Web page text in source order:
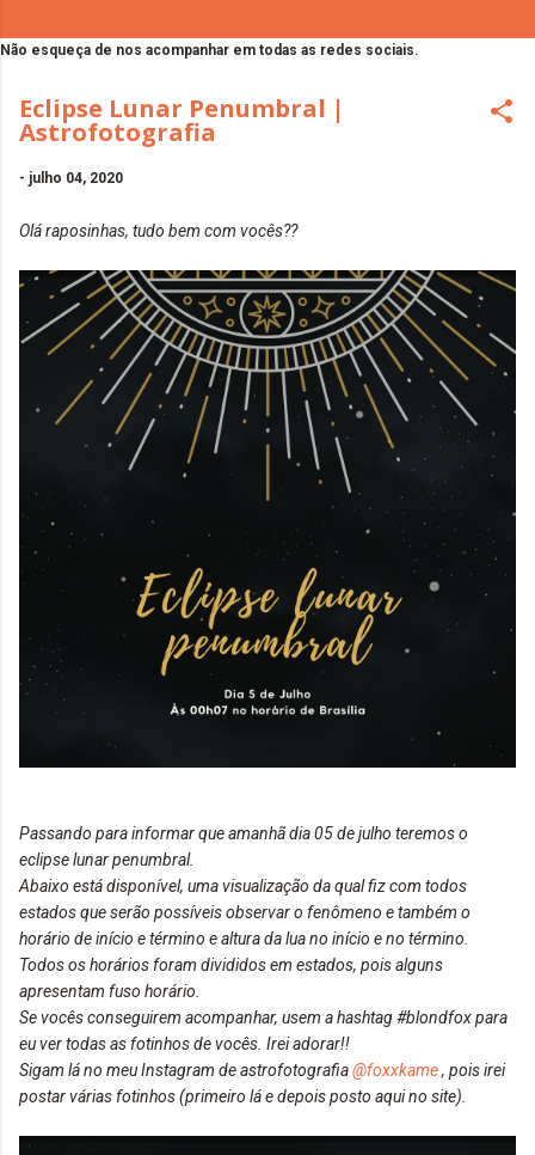
Não esqueça de nos acompanhar em todas as redes sociais.
Eclipse Lunar Penumbral |
Astrofotografia
- julho 04, 2020
Olá raposinhas, tudo bem com vocês??
Passando para informar que amanhã dia 05 de julho teremos o
eclipse lunar penumbral.
Abaixo está disponível, uma visualização da qual fiz com todos
estados que serão possíveis observar o fenômeno e também o
horário de início e término e altura da lua no início e no término.
Todos os horários foram divididos em estados, pois alguns
apresentam fuso horário.
Se vocês conseguirem acompanhar, usem a hashtag #blondfox para
eu ver todas as fotinhos de vocês. Irei adorar!!
Sigam lá no meu Instagram de astrofotografia@foxxkame, pois irei
postar várias fotinhos (primeiro lá e depois posto aqui no site).